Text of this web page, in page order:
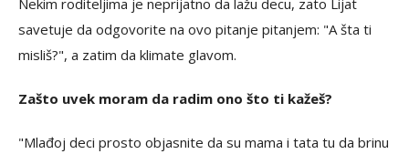
savetuje da odgovorite na ovo pitanje pitanjem: "A šta ti
misliš?", a zatim da klimate glavom.
Zašto uvek moram da radim ono što ti kažeš?
"Mlađoj deci prosto objasnite da su mama i tata tu da brinu